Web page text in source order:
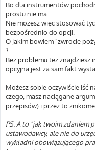
Bo dla instrumentów
prostu nie ma.
Nie możesz więc stosować
bezpośrednio do opcji.
O jakim bowiem "zwrocie
?
Bez problemu też znajdziesz
opcyjna jest za sam fakt
Możesz sobie oczywiście iść
czego, masz naciągane
przepisów) i przez to
PS. A to "jak twoim zdaniem
ustawodawcy, ale nie do
wykładni obowiązującego